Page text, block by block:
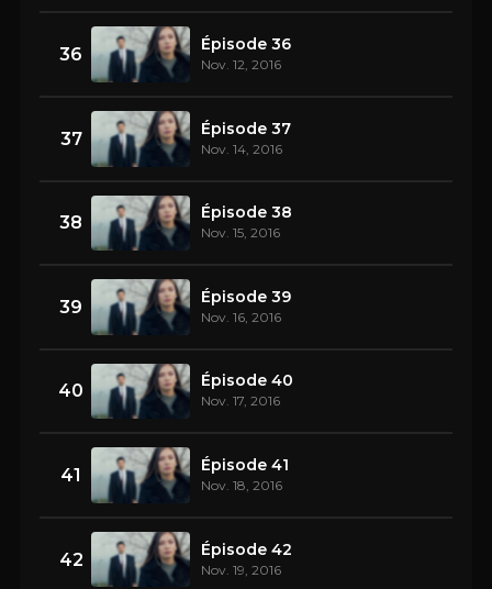
36 Épisode 36
Nov. 12, 2016
37 Épisode 37
Nov. 14, 2016
38 Épisode 38
Nov. 15, 2016
39 Épisode 39
Nov. 16, 2016
40 Épisode 40
Nov. 17, 2016
41 Épisode 41
Nov. 18, 2016
42 Épisode 42
Nov. 19, 2016